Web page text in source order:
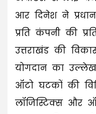
आर दिनेश ने
प्रति कंपनी की
उत्तराखंड की
योगदान का
ऑटो घटकों की
लॉजिस्टिक्स और